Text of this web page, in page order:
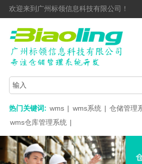
欢迎来到广州标领信息科技有限公司！
热门关键词: wms | wms系统 | 仓储管理
wms仓库管理系统 |